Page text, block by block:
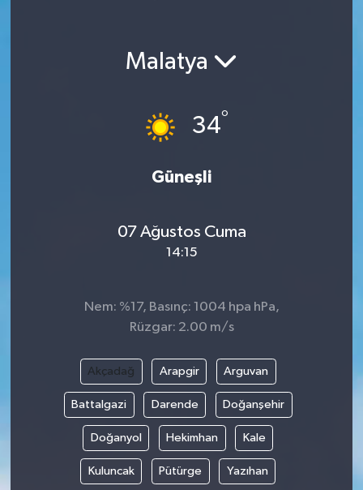
Malatya
34°
Güneşli
07 Ağustos Cuma
14:15
Nem: %17, Basınç: 1004 hpa hPa,
Rüzgar: 2.00 m/s
Akçadağ Arapgir Arguvan
Battalgazi Darende Doğanşehir
Doğanyol Hekimhan Kale
Kuluncak Pütürge Yazıhan